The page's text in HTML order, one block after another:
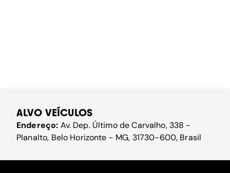
ALVO VEÍCULOS
Endereço: Av. Dep. Último de Carvalho, 338 -
Planalto, Belo Horizonte - MG, 31730-600, Brasil